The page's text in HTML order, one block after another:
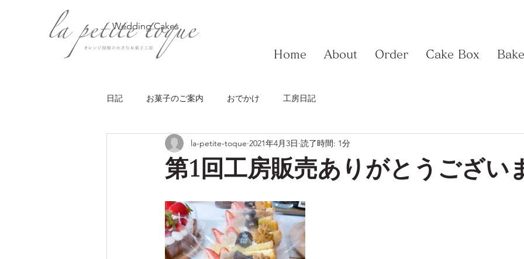
Home About Order Cake Box
日記 お菓子のご案内 おでかけ 工房日記
第1回工房販売ありがとうござい
la-petite-toque 2021年4月3日 読了時間: 1分
Wedding Cakes